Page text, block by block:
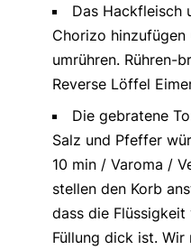
Das Hackfleisch
Chorizo
umrühren. Rühren-
Reverse Löffel
Die gebratene
Salz und Pfeffer
10 min / Varoma /
stellen den Korb
dass die
Füllung dick ist. Wir